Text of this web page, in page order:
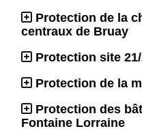
Protection de la
centraux de Bruay
Protection site
Protection de la
Protection des
Fontaine Lorraine